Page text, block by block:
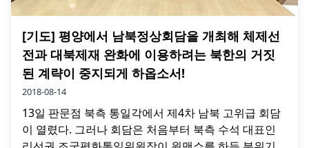
[기도] 평양에서 남북정상회담을 개최해 체제선
전과 대북제재 완화에 이용하려는 북한의 거짓
된 계략이 중지되게 하옵소서!
2018-08-14
13일 판문점 북측 통일각에서 제4차 남북 고위급 회담
이 열렸다. 그러나 회담은 처음부터 북측 수석 대표인